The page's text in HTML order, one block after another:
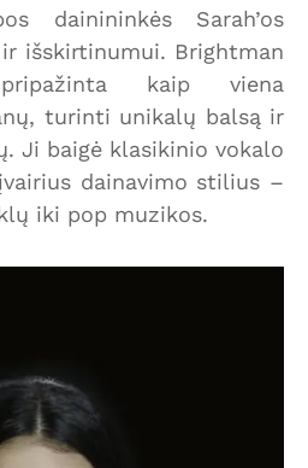
dainininkės Sarah’os
išskirtinumui. Brightman
kaip viena
turinti unikalų balsą ir
Ji baigė klasikinio vokalo
dainavimo stilius –
iki pop muzikos.